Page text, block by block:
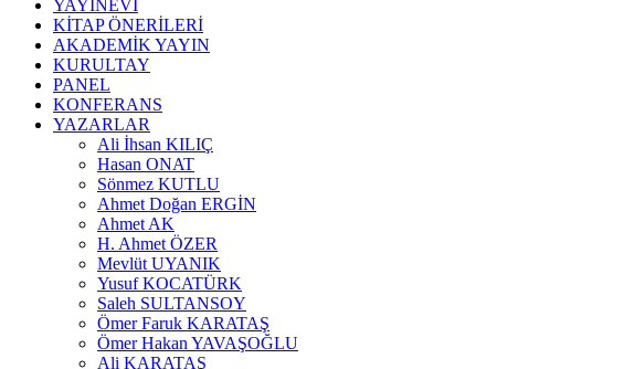
YAYINEVİ
KİTAP ÖNERİLERİ
AKADEMİK YAYIN
KURULTAY
PANEL
KONFERANS
YAZARLAR
Ali İhsan KILIÇ
Hasan ONAT
Sönmez KUTLU
Ahmet Doğan ERGİN
Ahmet AK
H. Ahmet ÖZER
Mevlüt UYANIK
Yusuf KOCATÜRK
Saleh SULTANSOY
Ömer Faruk KARATAŞ
Ömer Hakan YAVAŞOĞLU
Ali KARATAŞ